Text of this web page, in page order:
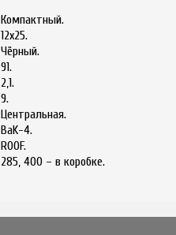
Компактный.
12х25.
Чёрный.
91.
2,1.
9.
Центральная.
BaK-4.
ROOF.
285, 400 – в коробке.